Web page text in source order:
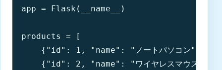
app = Flask(__name__)
products = [
{"id": 1, "name": "ノートパソコン",
{"id": 2, "name": "ワイヤレスマウス",